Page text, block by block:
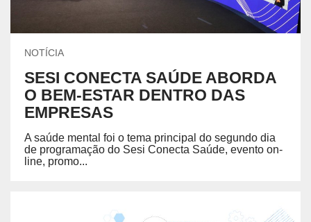
NOTÍCIA
SESI CONECTA SAÚDE ABORDA
O BEM-ESTAR DENTRO DAS
EMPRESAS
A saúde mental foi o tema principal do segundo dia
de programação do Sesi Conecta Saúde, evento on-
line, promo...